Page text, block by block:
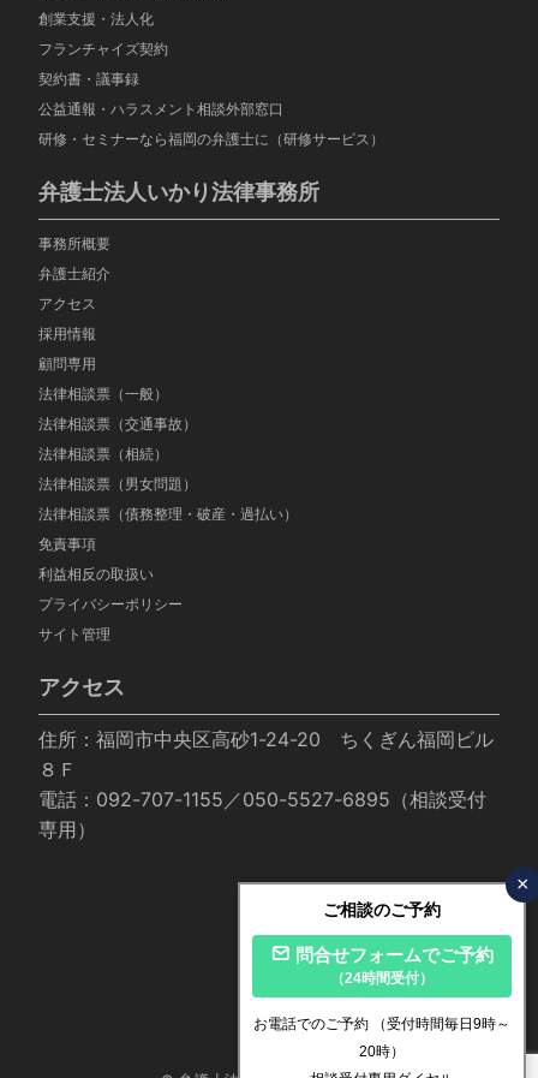
創業支援・法人化
フランチャイズ契約
契約書・議事録
公益通報・ハラスメント相談外部窓口
研修・セミナーなら福岡の弁護士に（研修サービス）
弁護士法人いかり法律事務所
事務所概要
弁護士紹介
アクセス
採用情報
顧問専用
法律相談票（一般）
法律相談票（交通事故）
法律相談票（相続）
法律相談票（男女問題）
法律相談票（債務整理・破産・過払い）
免責事項
利益相反の取扱い
プライバシーポリシー
サイト管理
アクセス
住所：福岡市中央区高砂1-24-20 ちくぎん福岡ビル
８Ｆ
電話：092-707-1155／050-5527-6895（相談受付
専用）
ご相談のご予約
×
問合せフォームでご予約
（24時間受付）
お電話でのご予約
（受付時間毎日9時～
20時）